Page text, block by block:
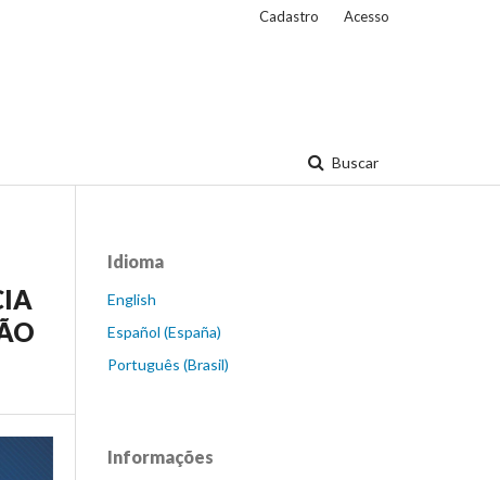
Buscar
Cadastro Acesso
Idioma
English
Español (España)
Português (Brasil)
Informações